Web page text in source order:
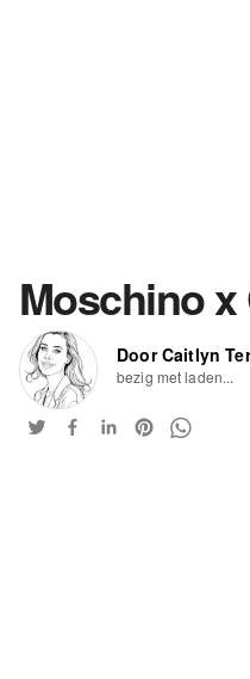
Moschino
Door Caitlyn
bezig met laden...